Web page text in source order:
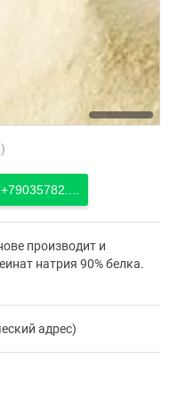
+79035782....
производит и
натрия 90% белка.
адрес)